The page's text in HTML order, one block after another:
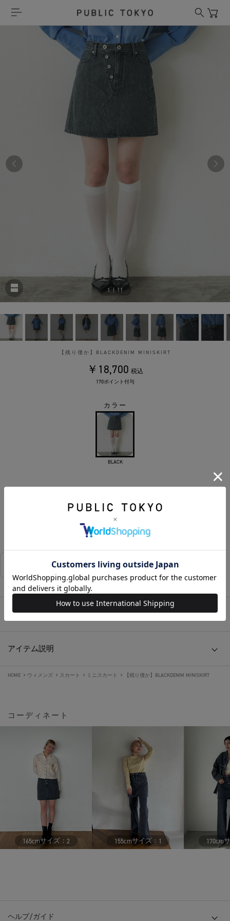
1 | 11
【残り僅か】BLACKDENIM MINISKIRT
￥18,700 税込
170ポイント付与
カラー
BLACK
SOLD OUT
お気に入りに追加する
相談する 店舗在庫
アイテムサイズ
アイテム説明
HOME > ウィメンズ > スカート > ミニスカート > 【残り僅か】BLACKDENIM MINISKIRT
コーディネート
165cmサイズ： 2 155cmサイズ： 1 170cm
ヘルプ/ガイド